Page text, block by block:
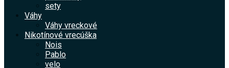
sety
Váhy
Váhy vreckové
Nikotínové vrecúška
Nois
Pablo
velo